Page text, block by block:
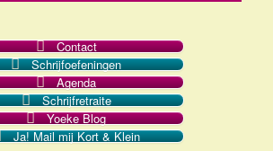
Contact
Schrijfoefeningen
Agenda
Schrijfretraite
Yoeke Blog
Ja! Mail mij Kort & Klein